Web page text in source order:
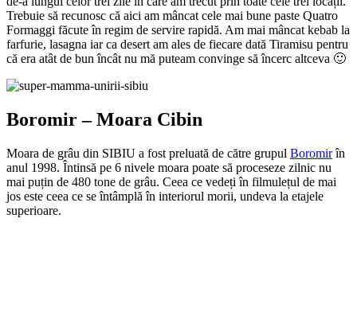
Trebuie să recunosc că aici am mâncat cele mai bune paste Quatro
Formaggi făcute în regim de servire rapidă. Am mai mâncat kebab la
farfurie, lasagna iar ca desert am ales de fiecare dată Tiramisu pentru
că era atât de bun încât nu mă puteam convinge să încerc altceva 🙂
Boromir – Moara Cibin
Moara de grâu din SIBIU a fost preluată de către grupul Boromirîn
anul 1998. Întinsă pe 6 nivele moara poate să proceseze zilnic nu
mai puțin de 480 tone de grâu. Ceea ce vedeți în filmulețul de mai
jos este ceea ce se întâmplă în interiorul morii, undeva la etajele
superioare.